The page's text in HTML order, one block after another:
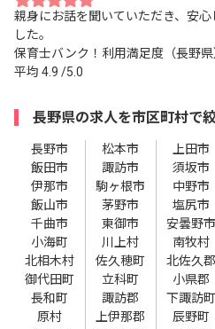
親身にお話を聞いていただき、安心
した。
保育士バンク！利用満足度（長野県
平均 4.9 /5.0
長野県の求人を市区町村で
長野市 松本市 上田市
飯田市
諏訪市 須坂市
伊那市
駒ヶ根市 中野市
飯山市
茅野市 塩尻市
千曲市
東御市 安曇野市
小海町
川上村 南牧村
北相木村
佐久穂町 北佐久郡
御代田町
立科町 小県郡
長和町
諏訪郡 下諏訪町
原村
上伊那郡 辰野町